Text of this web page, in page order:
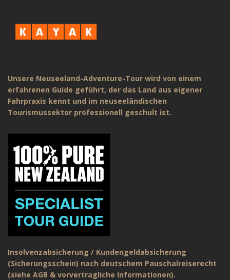
Unsere Neuseeland-Adventure-Tour wird von einem
erfahrenen Guide geführt, der das Land aus eigener
Fahrpraxis kennt und im neuseeländischen
Tourismussektor professionell geschult ist.
Insolvenzabsicherung / Kundengeldabsicherung
(Sicherungsschein) nach deutschem Pauschalreiserecht
(siehe AGB & vorvertragliche Informationen).